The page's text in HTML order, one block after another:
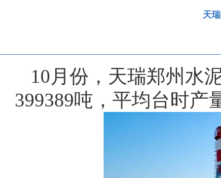
天
10月份，天瑞郑州水
399389吨，平均台时产